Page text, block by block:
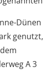
Dünen
genutzt,
A 3